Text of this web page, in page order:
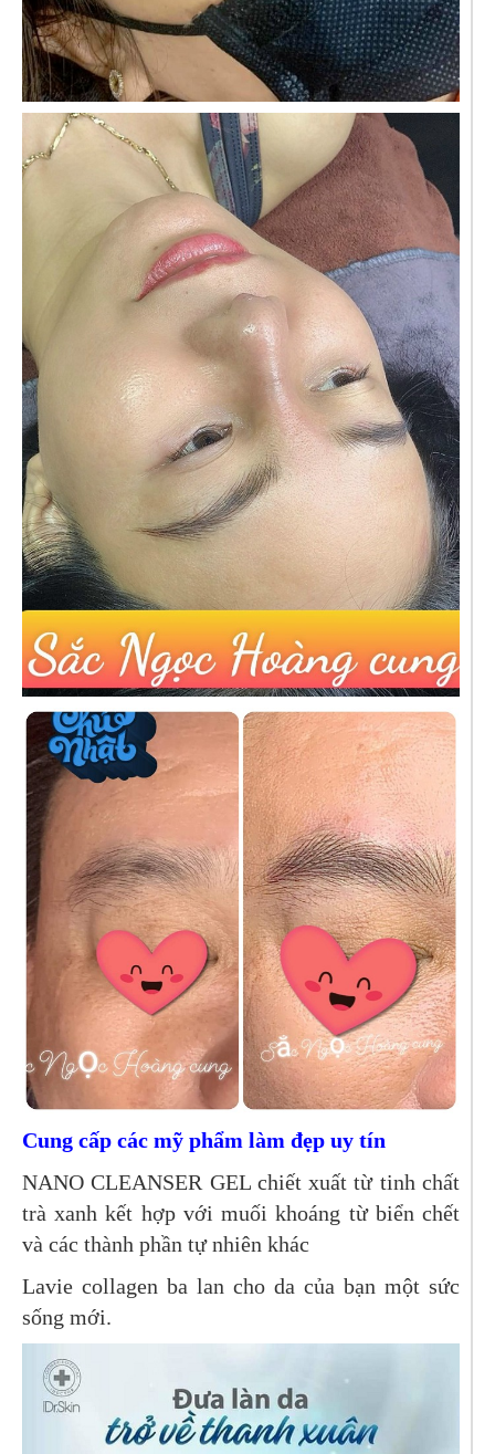
Cung cấp các mỹ phẩm làm đẹp uy tín
NANO CLEANSER GEL chiết xuất từ tinh chất
trà xanh kết hợp với muối khoáng từ biển chết
và các thành phần tự nhiên khác
Lavie collagen ba lan cho da của bạn một sức
sống mới.